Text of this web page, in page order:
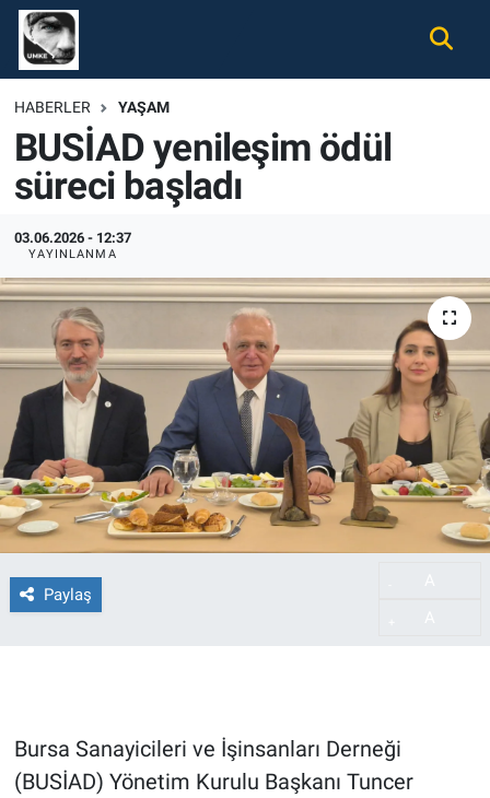
HABERLER YAŞAM
BUSİAD yenileşim ödül
süreci başladı
03.06.2026 - 12:37
YAYINLANMA
Paylaş
Bursa Sanayicileri ve İşinsanları Derneği
(BUSİAD) Yönetim Kurulu Başkanı Tuncer
Gündem
Ekonomi
Spor
Magazin
Tüm Haberler
İletişim
Künye
Nöbetçi Eczaneler
Hava Durumu
Namaz Vakitleri
Trafik Durumu
Süper Lig Puan Durumu ve Fikstür
Tüm Manşetler
Son Dakika Haberleri
Haber Arşivi